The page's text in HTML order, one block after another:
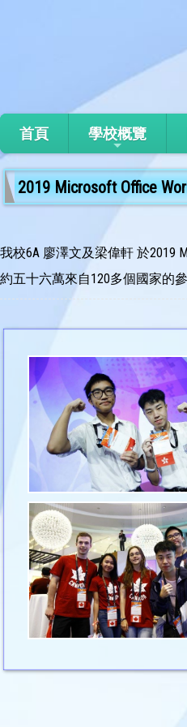
首頁 學校概覽
2019 Microsoft Office
我校6A 廖澤文及梁偉軒 於2019
約五十六萬來自120多個國家的